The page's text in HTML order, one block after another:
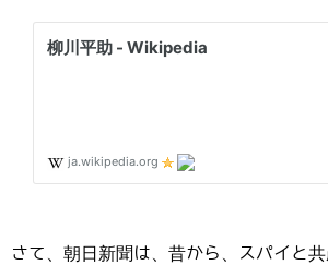
さて、朝日新聞は、昔から、スパイと